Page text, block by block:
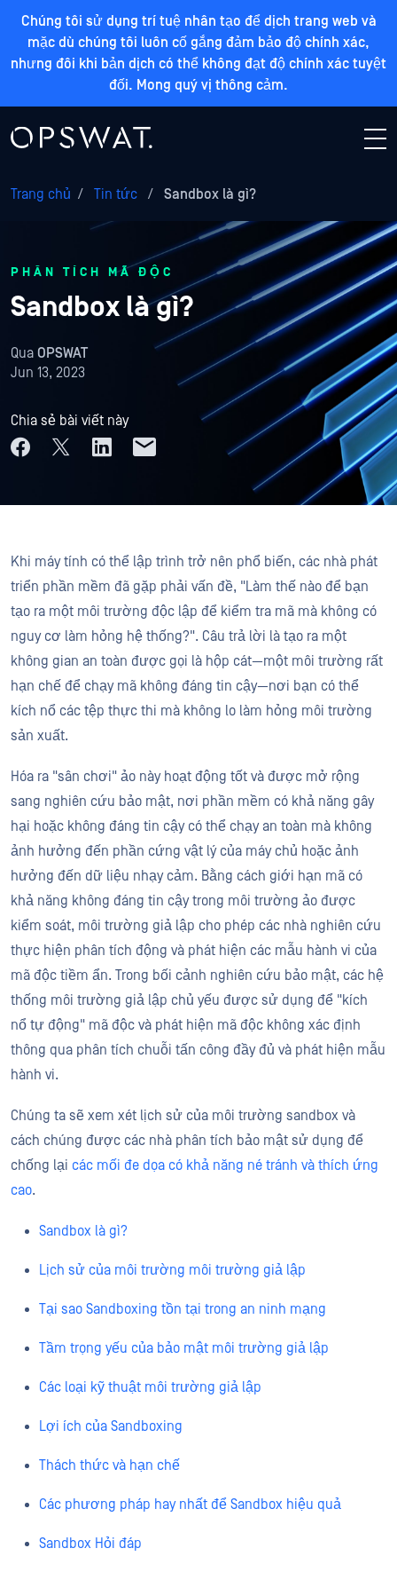
Chúng tôi sử dụng trí tuệ nhân tạo để dịch trang web và
mặc dù chúng tôi luôn cố gắng đảm bảo độ chính xác,
nhưng đôi khi bản dịch có thể không đạt độ chính xác tuyệt
đối. Mong quý vị thông cảm.
Trang chủ / Tin tức / Sandbox là gì?
PHÂN TÍCH MÃ ĐỘC
Sandbox là gì?
Qua OPSWAT
Jun 13, 2023
Chia sẻ bài viết này
Khi máy tính có thể lập trình trở nên phổ biến, các nhà phát
triển phần mềm đã gặp phải vấn đề, "Làm thế nào để bạn
tạo ra một môi trường độc lập để kiểm tra mã mà không có
nguy cơ làm hỏng hệ thống?". Câu trả lời là tạo ra một
không gian an toàn được gọi là hộp cát—một môi trường rất
hạn chế để chạy mã không đáng tin cậy—nơi bạn có thể
kích nổ các tệp thực thi mà không lo làm hỏng môi trường
sản xuất.
Hóa ra "sân chơi" ảo này hoạt động tốt và được mở rộng
sang nghiên cứu bảo mật, nơi phần mềm có khả năng gây
hại hoặc không đáng tin cậy có thể chạy an toàn mà không
ảnh hưởng đến phần cứng vật lý của máy chủ hoặc ảnh
hưởng đến dữ liệu nhạy cảm. Bằng cách giới hạn mã có
khả năng không đáng tin cậy trong môi trường ảo được
kiểm soát, môi trường giả lập cho phép các nhà nghiên cứu
thực hiện phân tích động và phát hiện các mẫu hành vi của
mã độc tiềm ẩn. Trong bối cảnh nghiên cứu bảo mật, các hệ
thống môi trường giả lập chủ yếu được sử dụng để "kích
nổ tự động" mã độc và phát hiện mã độc không xác định
thông qua phân tích chuỗi tấn công đầy đủ và phát hiện mẫu
hành vi.
Chúng ta sẽ xem xét lịch sử của môi trường sandbox và
cách chúng được các nhà phân tích bảo mật sử dụng để
chống lại các mối đe dọa có khả năng né tránh và thích ứng
cao.
Sandbox là gì?
Lịch sử của môi trường môi trường giả lập
Tại sao Sandboxing tồn tại trong an ninh mạng
Tầm trọng yếu của bảo mật môi trường giả lập
Các loại kỹ thuật môi trường giả lập
Lợi ích của Sandboxing
Thách thức và hạn chế
Các phương pháp hay nhất để Sandbox hiệu quả
Sandbox Hỏi đáp